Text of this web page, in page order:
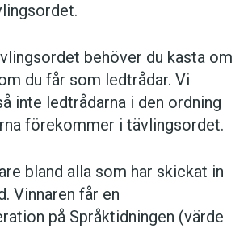
behöver du kasta om
du får som ledtrådar. Vi
inte ledtrådarna i den ordning
förekommer i tävlingsordet.
bland alla som har skickat in
Vinnaren får en
på Språktidningen (värde